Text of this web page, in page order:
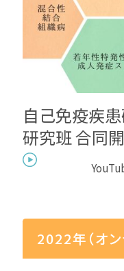
自己免疫疾
研究班 合同
2022年（オン